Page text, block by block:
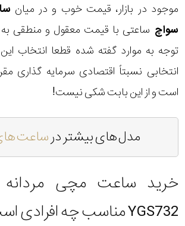
موجود در بازار، قیمت خوب و در میان
سواچ ساعتی با قیمت معقول و منطقی
توجه به موارد گفته شده قطعا انتخاب این
انتخابی نسبتاً اقتصادی سرمایه گذاری
است و از این بابت شکی نیست!
مدل های بیشتر درساعت
خرید ساعت مچی
YGS732 مناسب چه افرادی است؟